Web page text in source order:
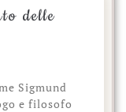
delle
Sigmund
e filosofo